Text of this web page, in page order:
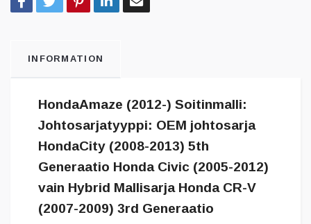
INFORMATION
HondaAmaze (2012-) Soitinmalli:
Johtosarjatyyppi: OEM johtosarja
HondaCity (2008-2013) 5th
Generaatio Honda Civic (2005-2012)
vain Hybrid Mallisarja Honda CR-V
(2007-2009) 3rd Generaatio